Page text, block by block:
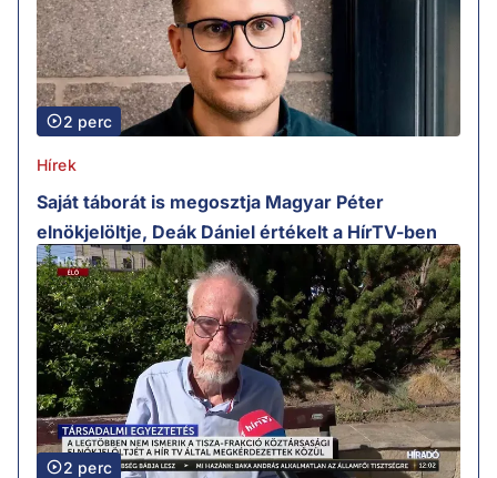
2 perc
Hírek
Saját táborát is megosztja Magyar Péter
elnökjelöltje, Deák Dániel értékelt a HírTV-ben
2 perc